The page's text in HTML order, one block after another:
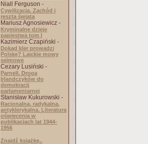
Niall Ferguson -
Cywilizacja. Zachód i
reszta świata
Mariusz Agnosiewicz -
Kryminalne dzieje
papiestwa tom I
Kazimierz Czapiński -
Dokąd kler prowadzi
Polskę? Laickie mowy
sejmowe
Cezary Lusiński -
Parnell. Droga
Irlandczyków do
demokracji
parlamentarnej
Stanisław Kukurowski -
Racjonalna, radykalna,
antyklerykalna. Literatura
oświecenia w
publikacjach lat 1944-
1956
Znajdź książkę..